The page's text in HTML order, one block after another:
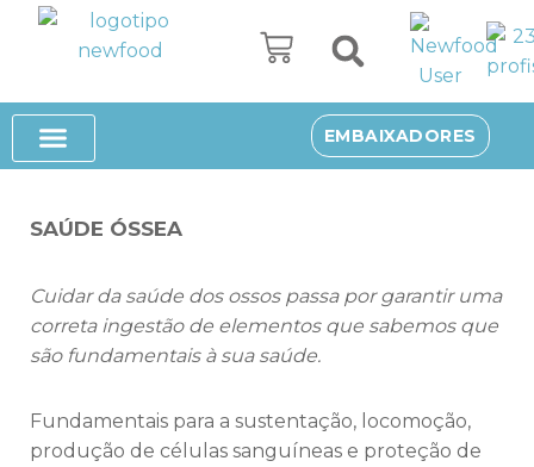
Avançar
conteúdo
EMBAIXADORES
SAÚDE ÓSSEA
Cuidar da saúde dos ossos passa por garantir uma
correta ingestão de elementos que sabemos que
são fundamentais à sua saúde.
Fundamentais para a sustentação, locomoção,
produção de células sanguíneas e proteção de